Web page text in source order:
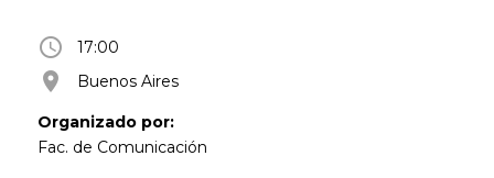
access_time 17:00
room Buenos Aires
Organizado por:
Fac. de Comunicación